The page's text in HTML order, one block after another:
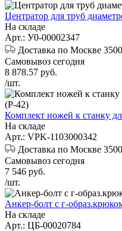
Центратор для труб
На складе
Арт.: У0-00002347
Доставка по Москве
Самовывоз сегодня
8 878.57 руб.
/шт.
Комплект ножей к станку
На складе
Арт.: VPK-1103000342
Доставка по Москве
Самовывоз сегодня
7 546 руб.
/шт.
Анкер-болт с г-
На складе
Арт.: ЦБ-00020784